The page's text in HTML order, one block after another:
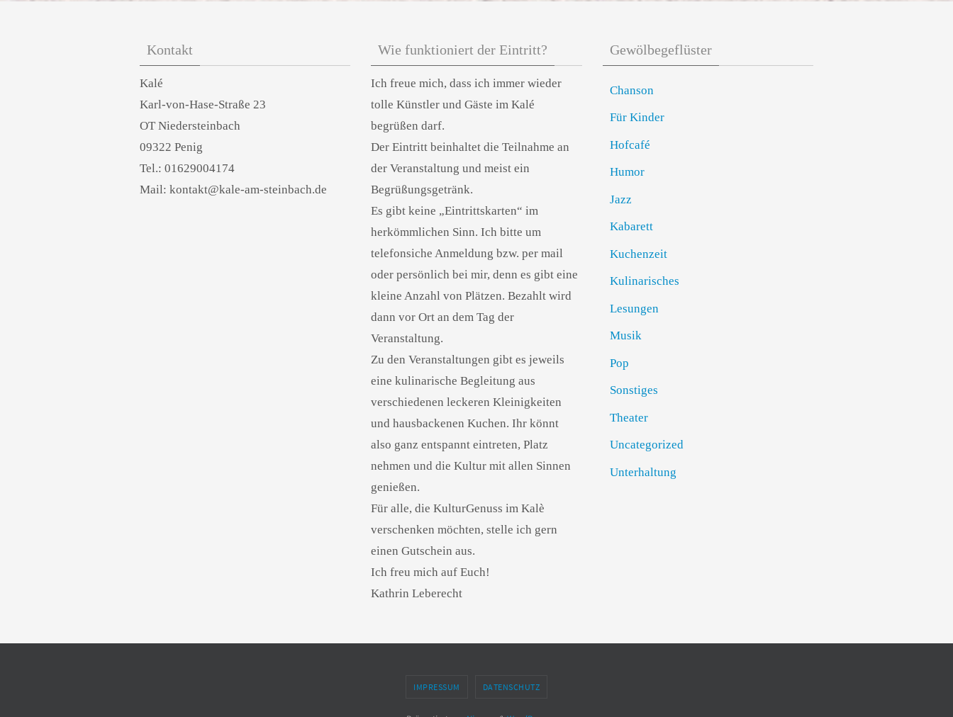
Kontakt
Kalé
Karl-von-Hase-Straße 23
OT Niedersteinbach
09322 Penig
Tel.: 01629004174
Mail: kontakt@kale-am-steinbach.de
Wie funktioniert der Eintritt?
Ich freue mich, dass ich immer wieder
tolle Künstler und Gäste im Kalé
begrüßen darf.
Der Eintritt beinhaltet die Teilnahme an
der Veranstaltung und meist ein
Begrüßungsgetränk.
Es gibt keine „Eintrittskarten“ im
herkömmlichen Sinn. Ich bitte um
telefonsiche Anmeldung bzw. per mail
oder persönlich bei mir, denn es gibt eine
kleine Anzahl von Plätzen. Bezahlt wird
dann vor Ort an dem Tag der
Veranstaltung.
Zu den Veranstaltungen gibt es jeweils
eine kulinarische Begleitung aus
verschiedenen leckeren Kleinigkeiten
und hausbackenen Kuchen. Ihr könnt
also ganz entspannt eintreten, Platz
nehmen und die Kultur mit allen Sinnen
genießen.
Für alle, die KulturGenuss im Kalè
verschenken möchten, stelle ich gern
einen Gutschein aus.
Ich freu mich auf Euch!
Kathrin Leberecht
Gewölbegeflüster
Chanson
Für Kinder
Hofcafé
Humor
Jazz
Kabarett
Kuchenzeit
Kulinarisches
Lesungen
Musik
Pop
Sonstiges
Theater
Uncategorized
Unterhaltung
IMPRESSUM DATENSCHUTZ